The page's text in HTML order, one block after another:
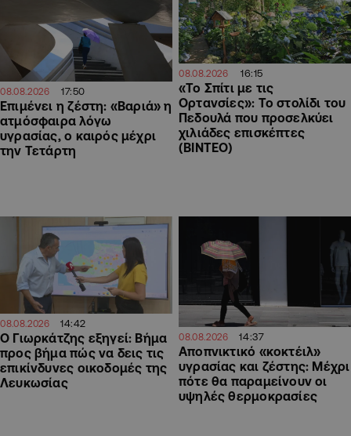
08.08.2026 17:50
Επιμένει η ζέστη: «Βαριά» η
ατμόσφαιρα λόγω
υγρασίας, ο καιρός μέχρι
την Τετάρτη
08.08.2026 16:15
«Το Σπίτι με τις
Ορτανσίες»: Το στολίδι του
Πεδουλά που προσελκύει
χιλιάδες επισκέπτες
(ΒΙΝΤΕΟ)
08.08.2026 14:42
Ο Γιωρκάτζης εξηγεί: Βήμα
προς βήμα πώς να δεις τις
επικίνδυνες οικοδομές της
Λευκωσίας
08.08.2026 14:37
Αποπνικτικό «κοκτέιλ»
υγρασίας και ζέστης: Μέχρι
πότε θα παραμείνουν οι
υψηλές θερμοκρασίες